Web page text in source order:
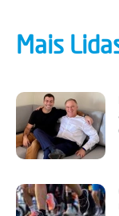
Mais